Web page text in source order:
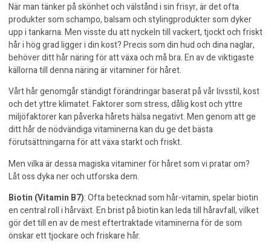
När man tänker på skönhet och välstånd i sin frisyr, är det ofta
produkter som schampo, balsam och stylingprodukter som dyker
upp i tankarna. Men visste du att nyckeln till vackert, tjockt och friskt
hår i hög grad ligger i din kost? Precis som din hud och dina naglar,
behöver ditt hår näring för att växa och må bra. En av de viktigaste
källorna till denna näring ärvitaminer för håret.
Vårt hår genomgår ständigt förändringar baserat på vår livsstil, kost
och det yttre klimatet. Faktorer som stress, dålig kost och yttre
miljöfaktorer kan påverka hårets hälsa negativt. Men genom att ge
ditt hår de nödvändiga vitaminerna kan du ge det bästa
förutsättningarna för att växa starkt och friskt.
Men vilka är dessa magiska vitaminer för håret som vi pratar om?
Låt oss dyka ner och utforska dem.
Biotin (Vitamin B7): Ofta betecknad som hår-vitamin, spelar biotin
en central roll i hårväxt. En brist på biotin kan leda till håravfall, vilket
gör det till en av de mest eftertraktade vitaminerna för de som
önskar ett tjockare och friskare hår.